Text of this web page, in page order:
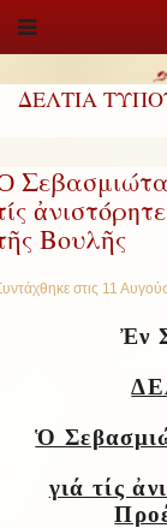
ΔΕΛΤΙΑ
Βουλῆς
στις 11
Ἐν
Ὁ
γιά τίς